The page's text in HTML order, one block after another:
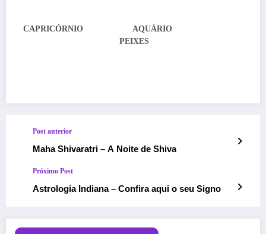
CAPRICÓRNIO AQUÁRIO
PEIXES
Post anterior
Maha Shivaratri – A Noite de Shiva
Próximo Post
Astrologia Indiana – Confira aqui o seu Signo